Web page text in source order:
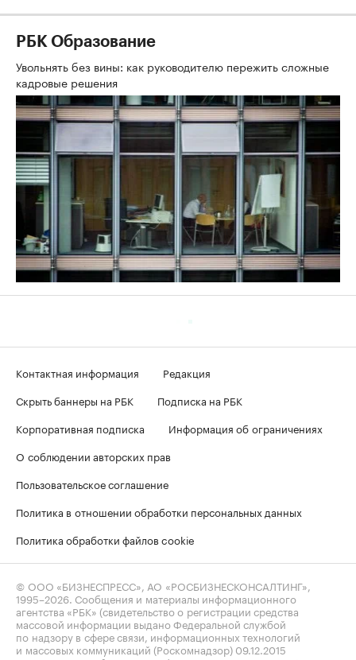
РБК Образование
Увольнять без вины: как руководителю пережить сложные
кадровые решения
Контактная информация
Редакция
Скрыть баннеры на РБК
Подписка на РБК
Корпоративная подписка
Информация об ограничениях
О соблюдении авторских прав
Пользовательское соглашение
Политика в отношении обработки персональных данных
Политика обработки файлов cookie
© ООО «БИЗНЕСПРЕСС», АО «РОСБИЗНЕСКОНСАЛТИНГ»,
1995–2026. Сообщения и материалы информационного
агентства «РБК» (свидетельство о регистрации средства
массовой информации выдано Федеральной службой
по надзору в сфере связи, информационных технологий
и массовых коммуникаций (Роскомнадзор) 09.12.2015